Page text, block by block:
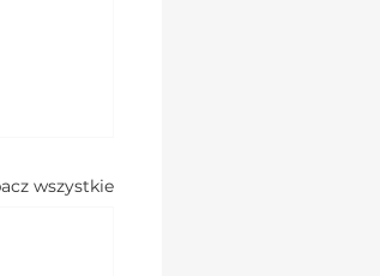
wszystkie